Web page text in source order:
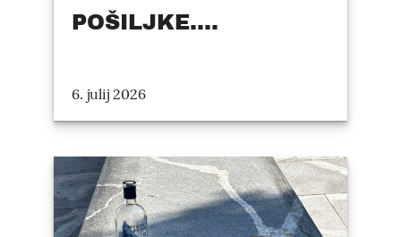
POŠILJKE....
6. julij 2026